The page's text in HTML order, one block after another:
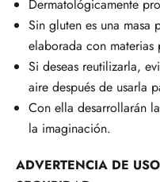
Dermatológicamente
Sin gluten es una
elaborada con
Si deseas reutilizarla,
aire después de usarla
Con ella desarrollarán
la imaginación.
ADVERTENCIA DE